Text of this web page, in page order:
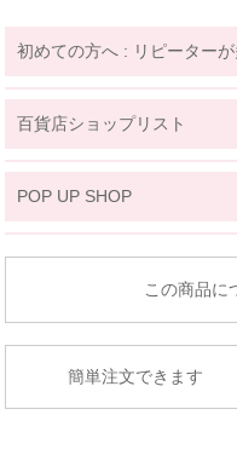
初めての方へ : リピーター
百貨店ショップリスト
POP UP SHOP
東北
商品に
簡単注文できます